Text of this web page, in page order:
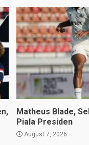
Matheus Blade,
Piala Presiden
August 7, 2026